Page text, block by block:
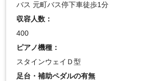
バス 元町バス停下車徒歩1分
収容人数：
400
ピアノ機種：
スタインウェイＤ型
足台・補助ペダルの有無